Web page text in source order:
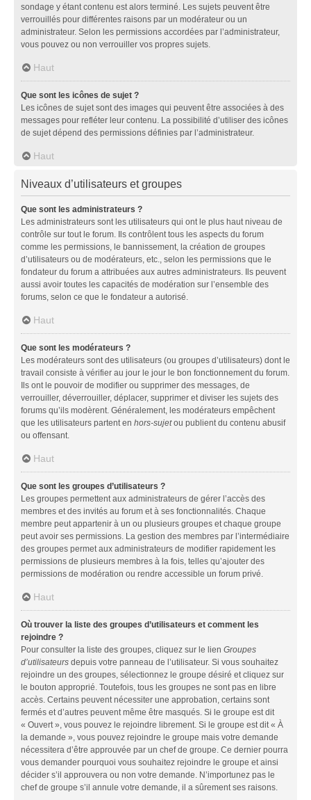
sondage y étant contenu est alors terminé. Les sujets peuvent être
verrouillés pour différentes raisons par un modérateur ou un
administrateur. Selon les permissions accordées par l’administrateur,
vous pouvez ou non verrouiller vos propres sujets.
Haut
Que sont les icônes de sujet ?
Les icônes de sujet sont des images qui peuvent être associées à des
messages pour refléter leur contenu. La possibilité d’utiliser des icônes
de sujet dépend des permissions définies par l’administrateur.
Haut
Niveaux d’utilisateurs et groupes
Que sont les administrateurs ?
Les administrateurs sont les utilisateurs qui ont le plus haut niveau de
contrôle sur tout le forum. Ils contrôlent tous les aspects du forum
comme les permissions, le bannissement, la création de groupes
d’utilisateurs ou de modérateurs, etc., selon les permissions que le
fondateur du forum a attribuées aux autres administrateurs. Ils peuvent
aussi avoir toutes les capacités de modération sur l’ensemble des
forums, selon ce que le fondateur a autorisé.
Haut
Que sont les modérateurs ?
Les modérateurs sont des utilisateurs (ou groupes d’utilisateurs) dont le
travail consiste à vérifier au jour le jour le bon fonctionnement du forum.
Ils ont le pouvoir de modifier ou supprimer des messages, de
verrouiller, déverrouiller, déplacer, supprimer et diviser les sujets des
forums qu’ils modèrent. Généralement, les modérateurs empêchent
que les utilisateurs partent en hors-sujetou publient du contenu abusif
ou offensant.
Haut
Que sont les groupes d’utilisateurs ?
Les groupes permettent aux administrateurs de gérer l’accès des
membres et des invités au forum et à ses fonctionnalités. Chaque
membre peut appartenir à un ou plusieurs groupes et chaque groupe
peut avoir ses permissions. La gestion des membres par l’intermédiaire
des groupes permet aux administrateurs de modifier rapidement les
permissions de plusieurs membres à la fois, telles qu’ajouter des
permissions de modération ou rendre accessible un forum privé.
Haut
Où trouver la liste des groupes d’utilisateurs et comment les
rejoindre ?
Pour consulter la liste des groupes, cliquez sur le lien Groupes
d’utilisateurs depuis votre panneau de l’utilisateur. Si vous souhaitez
rejoindre un des groupes, sélectionnez le groupe désiré et cliquez sur
le bouton approprié. Toutefois, tous les groupes ne sont pas en libre
accès. Certains peuvent nécessiter une approbation, certains sont
fermés et d’autres peuvent même être masqués. Si le groupe est dit
« Ouvert », vous pouvez le rejoindre librement. Si le groupe est dit « À
la demande », vous pouvez rejoindre le groupe mais votre demande
nécessitera d’être approuvée par un chef de groupe. Ce dernier pourra
vous demander pourquoi vous souhaitez rejoindre le groupe et ainsi
décider s’il approuvera ou non votre demande. N’importunez pas le
chef de groupe s’il annule votre demande, il a sûrement ses raisons.